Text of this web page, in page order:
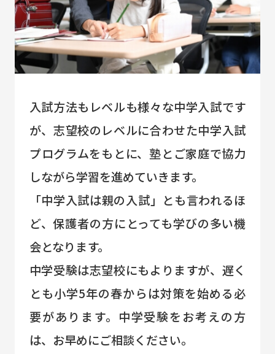
入試方法もレベルも様々な中学入試です
が、志望校のレベルに合わせた中学入試
プログラムをもとに、塾とご家庭で協力
しながら学習を進めていきます。
「中学入試は親の入試」とも言われるほ
ど、保護者の方にとっても学びの多い機
会となります。
中学受験は志望校にもよりますが、遅く
とも小学5年の春からは対策を始める必
要があります。中学受験をお考えの方
は、お早めにご相談ください。